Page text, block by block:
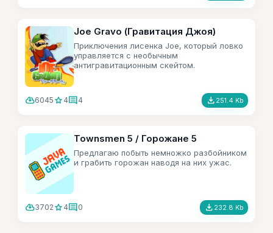
Joe Gravo (Гравитация Джоя)
Приключения лисенка Joe, который ловко
управляется с необычным
антигравитационным скейтом.
cloud_download6045 star 4comment4 file_download 251.4 Kb
Townsmen 5 / Горожане 5
Предлагаю побыть немножко разбойником
и грабить горожан наводя на них ужас.
cloud_download3702 star 4comment0 file_download 232.8 Kb